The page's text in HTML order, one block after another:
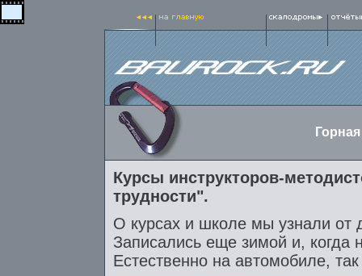
Курсы инструкторов-
трудности".
О курсах и школе мы узнали от
Записались еще зимой и, когда
Естественно на автомобиле,